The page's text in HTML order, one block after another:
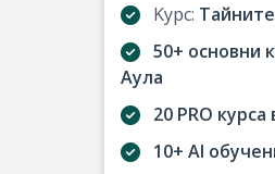
Kурс:
50+ основни
Аула
20 PRO курса
10+ AI